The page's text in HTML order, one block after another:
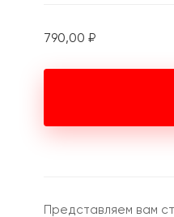
790,00 ₽
Представляем вам